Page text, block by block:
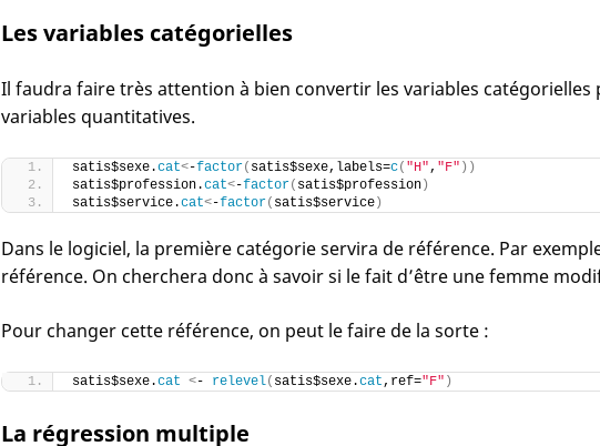
Les variables catégorielles
Il faudra faire très attention à bien convertir les variables
variables quantitatives.
satis$sexe.cat<-factor( satis$sexe,labels=c( "H", "F" ))
satis$profession.cat<-factor( satis$profession )
satis$service.cat<-factor( satis$service )
Dans le logiciel, la première catégorie servira de référence. Par
référence. On cherchera donc à savoir si le fait d’être une femme
Pour changer cette référence, on peut le faire de la sorte :
satis$sexe.cat <- relevel( satis$sexe.cat,ref="F" )
La régression multiple